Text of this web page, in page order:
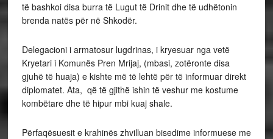
të bashkoi disa burra të Lugut të Drinit dhe të udhëtonin
brenda natës për në Shkodër.
Delegacioni i armatosur lugdrinas, i kryesuar nga vetë
Kryetari i Komunës Pren Mrijaj, (mbasi, zotëronte disa
gjuhë të huaja) e kishte më të lehtë për të informuar direkt
diplomatet. Ata, që të gjithë ishin të veshur me kostume
kombëtare dhe të hipur mbi kuaj shale.
Përfaqësuesit e krahinës zhvilluan bisedime informuese me